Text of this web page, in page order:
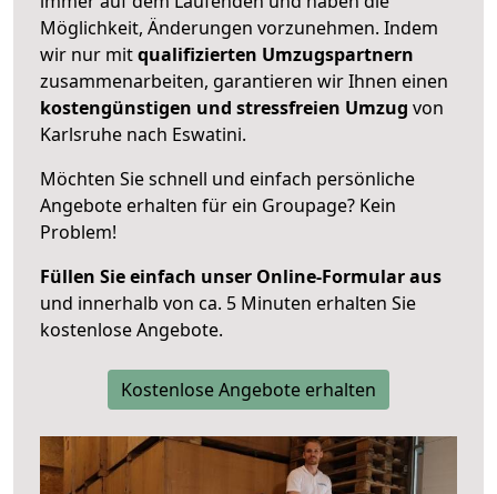
Möglichkeit, Änderungen vorzunehmen. Indem
wir nur mitqualifizierten Umzugspartnern
zusammenarbeiten, garantieren wir Ihnen einen
kostengünstigen und stressfreien Umzug von
Karlsruhe nach Eswatini.
Möchten Sie schnell und einfach persönliche
Angebote erhalten für ein Groupage? Kein
Problem!
Füllen Sie einfach unser Online-Formular aus
und innerhalb von ca. 5 Minuten erhalten Sie
kostenlose Angebote.
Kostenlose Angebote erhalten